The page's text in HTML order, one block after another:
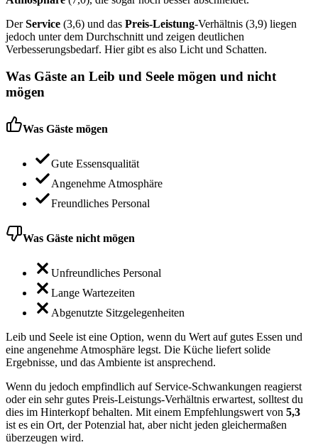
DerService (3,6) und das Preis-Leistung-Verhältnis (3,9) liegen
jedoch unter dem Durchschnitt und zeigen deutlichen
Verbesserungsbedarf. Hier gibt es also Licht und Schatten.
Was Gäste an Leib und Seele mögen und nicht
mögen
Was Gäste mögen
Gute Essensqualität
Angenehme Atmosphäre
Freundliches Personal
Was Gäste nicht mögen
Unfreundliches Personal
Lange Wartezeiten
Abgenutzte Sitzgelegenheiten
Leib und Seele ist eine Option, wenn du Wert auf gutes Essen und
eine angenehme Atmosphäre legst. Die Küche liefert solide
Ergebnisse, und das Ambiente ist ansprechend.
Wenn du jedoch empfindlich auf Service-Schwankungen reagierst
oder ein sehr gutes Preis-Leistungs-Verhältnis erwartest, solltest du
dies im Hinterkopf behalten. Mit einem Empfehlungswert von 5,3
ist es ein Ort, der Potenzial hat, aber nicht jeden gleichermaßen
überzeugen wird.